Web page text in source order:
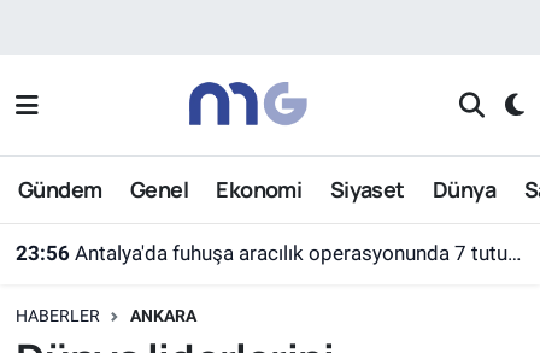
Gündem Genel Ekonomi Siyaset Dünya
23:56 Antalya'da fuhuşa aracılık operasyonunda 7 tutuklama
HABERLER ANKARA
Nöbetçi Eczaneler
Hava Durumu
Süper Lig Puan Durumu ve Fikstür